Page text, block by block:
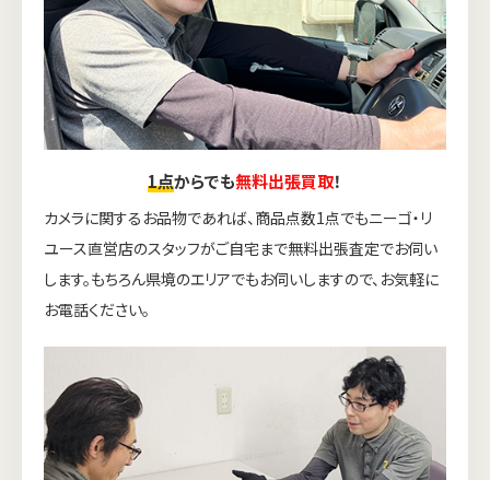
1点からでも無料出張買取！
カメラに関するお品物であれば、商品点数1点でもニーゴ・リ
ユース直営店のスタッフがご自宅まで無料出張査定でお伺い
します。もちろん県境のエリアでもお伺いしますので、お気軽に
お電話ください。